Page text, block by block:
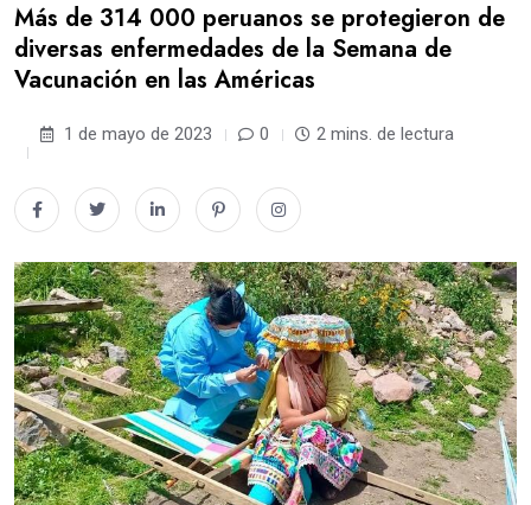
Más de 314 000 peruanos se protegieron de
diversas enfermedades de la Semana de
Vacunación en las Américas
1 de mayo de 2023 0 2 mins. de lectura